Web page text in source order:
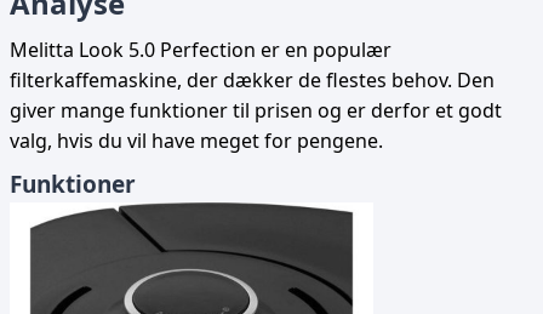
Melitta Look 5.0 Perfection er en populær
filterkaffemaskine, der dækker de flestes behov. Den
giver mange funktioner til prisen og er derfor et godt
valg, hvis du vil have meget for pengene.
Funktioner